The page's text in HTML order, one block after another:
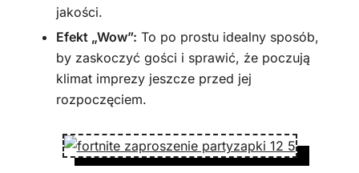
jakości.
Efekt „Wow”: To po prostu idealny sposób,
by zaskoczyć gości i sprawić, że poczują
klimat imprezy jeszcze przed jej
rozpoczęciem.